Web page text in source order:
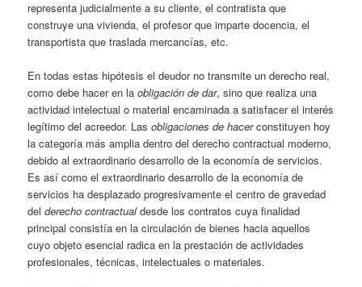
representa judicialmente a su cliente, el contratista que
construye una vivienda, el profesor que imparte docencia, el
transportista que traslada mercancías, etc.
En todas estas hipótesis el deudor no transmite un derecho real,
como debe hacer en laobligación de dar, sino que realiza una
actividad intelectual o material encaminada a satisfacer el interés
legítimo del acreedor. Lasobligaciones de hacerconstituyen hoy
la categoría más amplia dentro del derecho contractual moderno,
debido al extraordinario desarrollo de la economía de servicios.
Es así como el extraordinario desarrollo de la economía de
servicios ha desplazado progresivamente el centro de gravedad
delderecho contractualdesde los contratos cuya finalidad
principal consistía en la circulación de bienes hacia aquellos
cuyo objeto esencial radica en la prestación de actividades
profesionales, técnicas, intelectuales o materiales.